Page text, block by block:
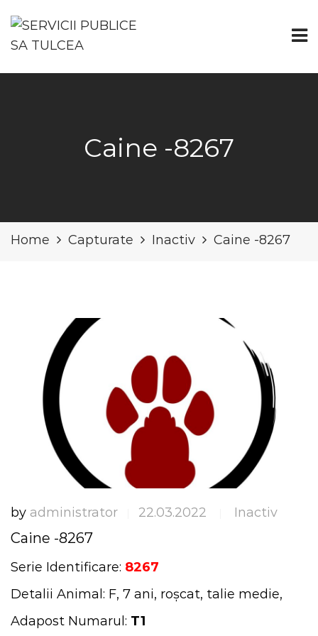
Caine -8267
Home Capturate Inactiv Caine -8267
by administrator 22.03.2022 Inactiv
Caine -8267
Serie Identificare: 8267
Detalii Animal: F, 7 ani, roșcat, talie medie,
Adapost Numarul: T1